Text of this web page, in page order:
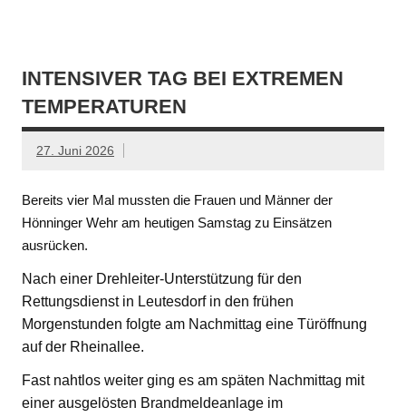
INTENSIVER TAG BEI EXTREMEN
TEMPERATUREN
27. Juni 2026
Bereits vier Mal mussten die Frauen und Männer der
Hönninger Wehr am heutigen Samstag zu Einsätzen
ausrücken.
Nach einer Drehleiter-Unterstützung für den
Rettungsdienst in Leutesdorf in den frühen
Morgenstunden folgte am Nachmittag eine Türöffnung
auf der Rheinallee.
Fast nahtlos weiter ging es am späten Nachmittag mit
einer ausgelösten Brandmeldeanlage im